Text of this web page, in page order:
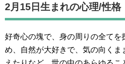
2月15日生まれの心理/性格
好奇心の塊で、身の周りの全てを
め、自然が大好きで、気の向くま